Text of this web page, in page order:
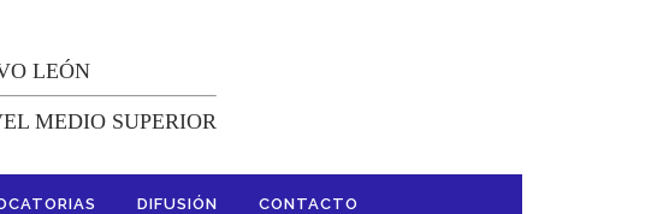
LEÓN
MEDIO SUPERIOR
DIFUSIÓN CONTACTO